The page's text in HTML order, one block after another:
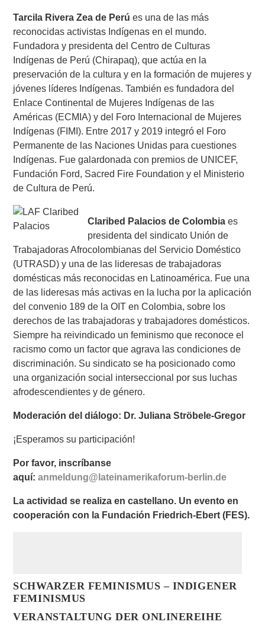
Tarcila Rivera Zea de Perúes una de las más
reconocidas activistas Indígenas en el mundo.
Fundadora y presidenta del Centro de Culturas
Indígenas de Perú (Chirapaq), que actúa en la
preservación de la cultura y en la formación de mujeres y
jóvenes líderes Indígenas. También es fundadora del
Enlace Continental de Mujeres Indígenas de las
Américas (ECMIA) y del Foro Internacional de Mujeres
Indígenas (FIMI). Entre 2017 y 2019 integró el Foro
Permanente de las Naciones Unidas para cuestiones
Indígenas. Fue galardonada con premios de UNICEF,
Fundación Ford, Sacred Fire Foundation y el Ministerio
de Cultura de Perú.
Claribed Palacios de Colombiaes
presidenta del sindicato Unión de
Trabajadoras Afrocolombianas del Servicio Doméstico
(UTRASD) y una de las lideresas de trabajadoras
domésticas más reconocidas en Latinoamérica. Fue una
de las lideresas más activas en la lucha por la aplicación
del convenio 189 de la OIT en Colombia, sobre los
derechos de las trabajadoras y trabajadores domésticos.
Siempre ha reivindicado un feminismo que reconoce el
racismo como un factor que agrava las condiciones de
discriminación. Su sindicato se ha posicionado como
una organización social interseccional por sus luchas
afrodescendientes y de género.
Moderación del diálogo: Dr. Juliana Ströbele-Gregor
¡Esperamos su participación!
Por favor, inscríbanse
aquí:anmeldung@lateinamerikaforum-berlin.de
La actividad se realiza en castellano. Un evento en
cooperación con la Fundación Friedrich-Ebert (FES).
SCHWARZER FEMINISMUS – INDIGENER
FEMINISMUS
VERANSTALTUNG DER ONLINEREIHE